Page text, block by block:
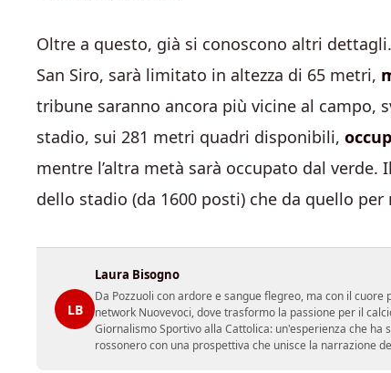
Oltre a questo, già si conoscono altri
San Siro, sarà limitato in altezza di 65 metri,
tribune saranno ancora più vicine al campo,
stadio, sui 281 metri quadri disponibili,
mentre l’altra metà sarà occupato dal
dello stadio (da 1600 posti) che da quello per
LB
Laura Bisogno
Da Pozzuoli con ardore e sangue flegreo, ma con il
network Nuovevoci, dove trasformo la passione per il
Giornalismo Sportivo alla Cattolica: un'esperienza che
rossonero con una prospettiva che unisce la narrazione